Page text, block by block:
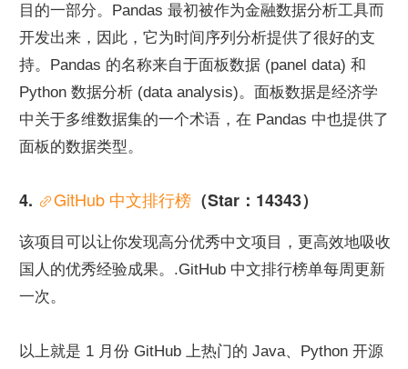
目的一部分。Pandas 最初被作为金融数据分析工具而
开发出来，因此，它为时间序列分析提供了很好的支
持。Pandas 的名称来自于面板数据 (panel data) 和
Python 数据分析 (data analysis)。面板数据是经济学
中关于多维数据集的一个术语，在 Pandas 中也提供了
面板的数据类型。
4. GitHub 中文排行榜 （Star：14343）
该项目可以让你发现高分优秀中文项目，更高效地吸收
国人的优秀经验成果。.GitHub 中文排行榜单每周更新
一次。
以上就是 1 月份 GitHub 上热门的 Java、Python 开源